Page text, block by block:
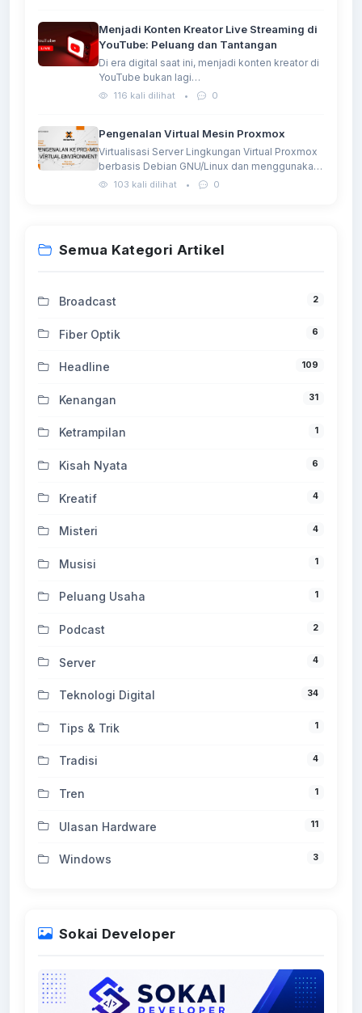
Menjadi Konten Kreator Live Streaming di
YouTube: Peluang dan Tantangan
Di era digital saat ini, menjadi konten kreator di
YouTube bukan lagi…
116 kali dilihat • 0
Pengenalan Virtual Mesin Proxmox
Virtualisasi Server Lingkungan Virtual Proxmox
berbasis Debian GNU/Linux dan menggunakan
Kernel Linux…
103 kali dilihat • 0
Semua Kategori Artikel
Broadcast 2
Fiber Optik 6
Headline 109
Kenangan 31
Ketrampilan 1
Kisah Nyata 6
Kreatif 4
Misteri 4
Musisi 1
Peluang Usaha 1
Podcast 2
Server 4
Teknologi Digital 34
Tips & Trik 1
Tradisi 4
Tren 1
Ulasan Hardware 11
Windows 3
Sokai Developer